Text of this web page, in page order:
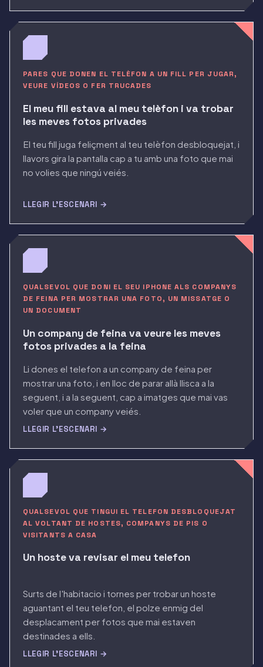
PARES QUE DONEN EL TELÈFON A UN FILL PER JUGAR,
VEURE VÍDEOS O FER TRUCADES
El meu fill estava al meu telèfon i va trobar
les meves fotos privades
El teu fill juga feliçment al teu telèfon desbloquejat, i
llavors gira la pantalla cap a tu amb una foto que mai
no volies que ningú veiés.
LLEGIR L'ESCENARI →
QUALSEVOL QUE DONI EL SEU IPHONE ALS COMPANYS
DE FEINA PER MOSTRAR UNA FOTO, UN MISSATGE O
UN DOCUMENT
Un company de feina va veure les meves
fotos privades a la feina
Li dones el telefon a un company de feina per
mostrar una foto, i en lloc de parar allà llisca a la
seguent, i a la seguent, cap a imatges que mai vas
voler que un company veiés.
LLEGIR L'ESCENARI →
QUALSEVOL QUE TINGUI EL TELEFON DESBLOQUEJAT
AL VOLTANT DE HOSTES, COMPANYS DE PIS O
VISITANTS A CASA
Un hoste va revisar el meu telefon
Surts de l'habitacio i tornes per trobar un hoste
aguantant el teu telefon, el polze enmig del
desplacament per fotos que mai estaven
destinades a ells.
LLEGIR L'ESCENARI →